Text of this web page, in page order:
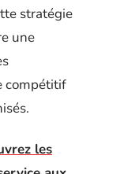
stratégie
une
compétitif
les